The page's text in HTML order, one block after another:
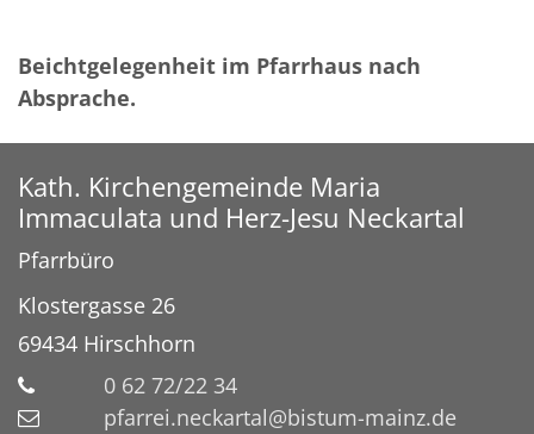
Beichtgelegenheit im Pfarrhaus nach
Absprache.
Kath. Kirchengemeinde Maria
Immaculata und Herz-Jesu Neckartal
Pfarrbüro
Klostergasse 26
69434 Hirschhorn
0 62 72/22 34
pfarrei.neckartal@bistum-mainz.de